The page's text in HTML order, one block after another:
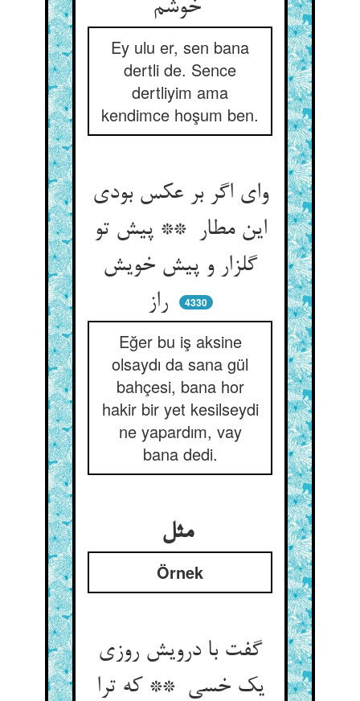
Ey ulu er, sen bana
dertli de. Sence
dertliyim ama
kendimce hoşum ben.
وای اگر بر عکس بودی
این مطار ** پیش تو
گلزار و پیش خویش
راز
4330
Eğer bu iş aksine
olsaydı da sana gül
bahçesi, bana hor
hakir bir yet kesilseydi
ne yapardım, vay
bana dedi.
مثل
Örnek
گفت با درویش روزی
یک خسی ** که ترا